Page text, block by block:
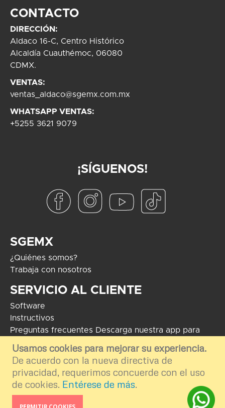
Usamos cookies para mejorar su experiencia.
De acuerdo con la nueva directiva de
privacidad, requerimos concuerde con el uso
de cookies. Entérese de más.
PERMITIR COOKIES
CONTACTO
DIRECCIÓN:
Aldaco 16-C, Centro Histórico
Alcaldía Cuauthémoc, 06080
CDMX.
VENTAS:
ventas_aldaco@sgemx.com.mx
WHATSAPP VENTAS:
+5255 3621 9079
¡SÍGUENOS!
SGEMX
¿Quiénes somos?
Trabaja con nosotros
SERVICIO AL CLIENTE
Software
Instructivos
Preguntas frecuentes Descarga nuestra app para
Android
COPYRIGHT 2024 - Soluciones Globales en Electrónica. El uso de
marcas mostradas tiene como fin informar e ilustrar el contenido de la
plataforma por ende nos deslindamos del uso externo e inapropiado.